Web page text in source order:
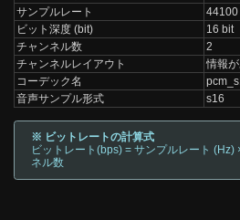
サンプルレート
44100
ビット深度 (bit)
16 bit
チャンネル数
2
チャンネルレイアウト
情報
コーデック名
音声サンプル形式
s16
※ ビットレートの計算式
ビットレート(bps) = サンプルレート (Hz)
ネル数